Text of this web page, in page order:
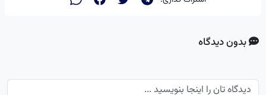
بدون دیدگاه